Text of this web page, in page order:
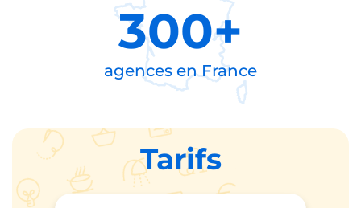
300+
agences enFrance
Tarifs